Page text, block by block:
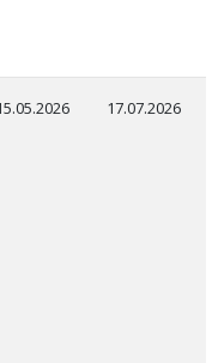
17.07.2026